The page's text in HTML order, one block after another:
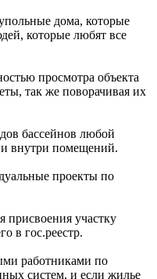
дома, которые
которые любят все
просмотра объекта
так же поворачивая их
бассейнов любой
и внутри помещений.
проекты по
присвоения участку
в гос.реестр.
работниками по
систем, и если жилье